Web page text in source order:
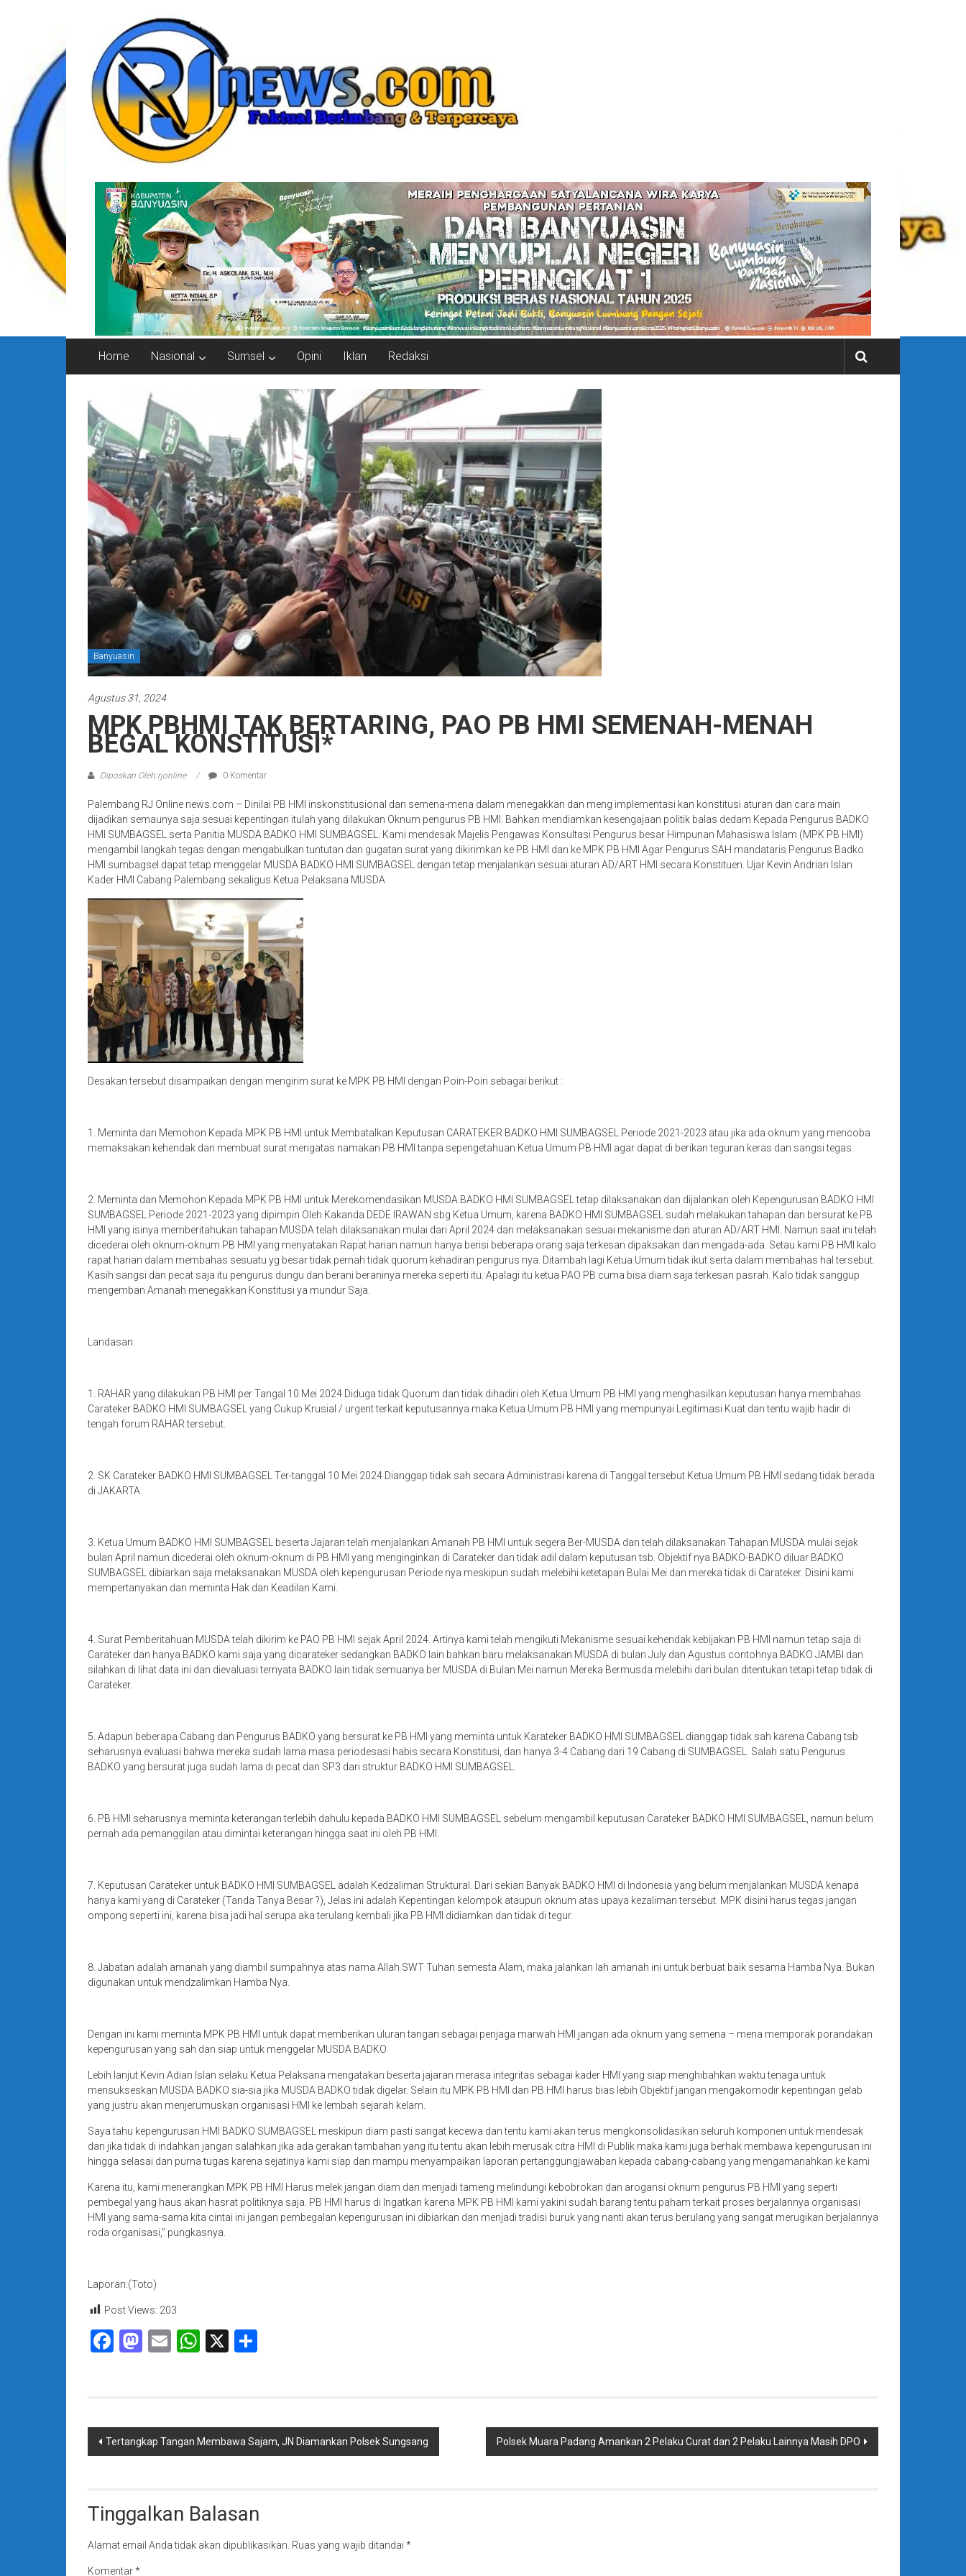
rjonlinenews.com
Faktual
Berimbang
dan
Terpercaya
Home Nasional Sumsel Opini Iklan Redaksi
Banyuasin
Agustus 31, 2024
MPK PBHMI TAK BERTARING, PAO PB HMI SEMENAH-MENAH
BEGAL KONSTITUSI*
Diposkan Oleh:rjonline 0 Komentar
Palembang RJ Online news.com – Dinilai PB HMI inskonstitusional dan semena-mena dalam menegakkan dan meng implementasi kan konstitusi aturan dan cara main
dijadikan semaunya saja sesuai kepentingan itulah yang dilakukan Oknum pengurus PB HMI. Bahkan mendiamkan kesengajaan politik balas dedam Kepada Pengurus BADKO
HMI SUMBAGSEL serta Panitia MUSDA BADKO HMI SUMBAGSEL. Kami mendesak Majelis Pengawas Konsultasi Pengurus besar Himpunan Mahasiswa Islam (MPK PB HMI)
mengambil langkah tegas dengan mengabulkan tuntutan dan gugatan surat yang dikirimkan ke PB HMI dan ke MPK PB HMI Agar Pengurus SAH mandataris Pengurus Badko
HMI sumbagsel dapat tetap menggelar MUSDA BADKO HMI SUMBAGSEL dengan tetap menjalankan sesuai aturan AD/ART HMI secara Konstituen. Ujar Kevin Andrian Islan
Kader HMI Cabang Palembang sekaligus Ketua Pelaksana MUSDA
Desakan tersebut disampaikan dengan mengirim surat ke MPK PB HMI dengan Poin-Poin sebagai berikut :
1. Meminta dan Memohon Kepada MPK PB HMI untuk Membatalkan Keputusan CARATEKER BADKO HMI SUMBAGSEL Periode 2021-2023 atau jika ada oknum yang mencoba
memaksakan kehendak dan membuat surat mengatas namakan PB HMI tanpa sepengetahuan Ketua Umum PB HMI agar dapat di berikan teguran keras dan sangsi tegas.
2. Meminta dan Memohon Kepada MPK PB HMI untuk Merekomendasikan MUSDA BADKO HMI SUMBAGSEL tetap dilaksanakan dan dijalankan oleh Kepengurusan BADKO HMI
SUMBAGSEL Periode 2021-2023 yang dipimpin Oleh Kakanda DEDE IRAWAN sbg Ketua Umum, karena BADKO HMI SUMBAGSEL sudah melakukan tahapan dan bersurat ke PB
HMI yang isinya memberitahukan tahapan MUSDA telah dilaksanakan mulai dari April 2024 dan melaksanakan sesuai mekanisme dan aturan AD/ART HMI. Namun saat ini telah
dicederai oleh oknum-oknum PB HMI yang menyatakan Rapat harian namun hanya berisi beberapa orang saja terkesan dipaksakan dan mengada-ada. Setau kami PB HMI kalo
rapat harian dalam membahas sesuatu yg besar tidak pernah tidak quorum kehadiran pengurus nya. Ditambah lagi Ketua Umum tidak ikut serta dalam membahas hal tersebut.
Kasih sangsi dan pecat saja itu pengurus dungu dan berani beraninya mereka seperti itu. Apalagi itu ketua PAO PB cuma bisa diam saja terkesan pasrah. Kalo tidak sanggup
mengemban Amanah menegakkan Konstitusi ya mundur Saja.
Landasan:
1. RAHAR yang dilakukan PB HMI per Tangal 10 Mei 2024 Diduga tidak Quorum dan tidak dihadiri oleh Ketua Umum PB HMI yang menghasilkan keputusan hanya membahas
Carateker BADKO HMI SUMBAGSEL yang Cukup Krusial / urgent terkait keputusannya maka Ketua Umum PB HMI yang mempunyai Legitimasi Kuat dan tentu wajib hadir di
tengah forum RAHAR tersebut.
2. SK Carateker BADKO HMI SUMBAGSEL Ter-tanggal 10 Mei 2024 Dianggap tidak sah secara Administrasi karena di Tanggal tersebut Ketua Umum PB HMI sedang tidak berada
di JAKARTA.
3. Ketua Umum BADKO HMI SUMBAGSEL beserta Jajaran telah menjalankan Amanah PB HMI untuk segera Ber-MUSDA dan telah dilaksanakan Tahapan MUSDA mulai sejak
bulan April namun dicederai oleh oknum-oknum di PB HMI yang menginginkan di Carateker dan tidak adil dalam keputusan tsb. Objektif nya BADKO-BADKO diluar BADKO
SUMBAGSEL dibiarkan saja melaksanakan MUSDA oleh kepengurusan Periode nya meskipun sudah melebihi ketetapan Bulai Mei dan mereka tidak di Carateker. Disini kami
mempertanyakan dan meminta Hak dan Keadilan Kami.
4. Surat Pemberitahuan MUSDA telah dikirim ke PAO PB HMI sejak April 2024. Artinya kami telah mengikuti Mekanisme sesuai kehendak kebijakan PB HMI namun tetap saja di
Carateker dan hanya BADKO kami saja yang dicarateker sedangkan BADKO lain bahkan baru melaksanakan MUSDA di bulan July dan Agustus contohnya BADKO JAMBI dan
silahkan di lihat data ini dan dievaluasi ternyata BADKO lain tidak semuanya ber MUSDA di Bulan Mei namun Mereka Bermusda melebihi dari bulan ditentukan tetapi tetap tidak di
Carateker.
5. Adapun beberapa Cabang dan Pengurus BADKO yang bersurat ke PB HMI yang meminta untuk Karateker BADKO HMI SUMBAGSEL dianggap tidak sah karena Cabang tsb
seharusnya evaluasi bahwa mereka sudah lama masa periodesasi habis secara Konstitusi, dan hanya 3-4 Cabang dari 19 Cabang di SUMBAGSEL. Salah satu Pengurus
BADKO yang bersurat juga sudah lama di pecat dan SP3 dari struktur BADKO HMI SUMBAGSEL.
6. PB HMI seharusnya meminta keterangan terlebih dahulu kepada BADKO HMI SUMBAGSEL sebelum mengambil keputusan Carateker BADKO HMI SUMBAGSEL, namun belum
pernah ada pemanggilan atau dimintai keterangan hingga saat ini oleh PB HMI.
7. Keputusan Carateker untuk BADKO HMI SUMBAGSEL adalah Kedzaliman Struktural. Dari sekian Banyak BADKO HMI di Indonesia yang belum menjalankan MUSDA kenapa
hanya kami yang di Carateker (Tanda Tanya Besar ?), Jelas ini adalah Kepentingan kelompok ataupun oknum atas upaya kezaliman tersebut. MPK disini harus tegas jangan
ompong seperti ini, karena bisa jadi hal serupa aka terulang kembali jika PB HMI didiamkan dan tidak di tegur.
8. Jabatan adalah amanah yang diambil sumpahnya atas nama Allah SWT Tuhan semesta Alam, maka jalankan lah amanah ini untuk berbuat baik sesama Hamba Nya. Bukan
digunakan untuk mendzalimkan Hamba Nya.
Dengan ini kami meminta MPK PB HMI untuk dapat memberikan uluran tangan sebagai penjaga marwah HMI jangan ada oknum yang semena – mena memporak porandakan
kepengurusan yang sah dan siap untuk menggelar MUSDA BADKO
Lebih lanjut Kevin Adian Islan selaku Ketua Pelaksana mengatakan beserta jajaran merasa integritas sebagai kader HMI yang siap menghibahkan waktu tenaga untuk
mensukseskan MUSDA BADKO sia-sia jika MUSDA BADKO tidak digelar. Selain itu MPK PB HMI dan PB HMI harus bias lebih Objektif jangan mengakomodir kepentingan gelab
yang justru akan menjerumuskan organisasi HMI ke lembah sejarah kelam.
Saya tahu kepengurusan HMI BADKO SUMBAGSEL meskipun diam pasti sangat kecewa dan tentu kami akan terus mengkonsolidasikan seluruh komponen untuk mendesak
dan jika tidak di indahkan jangan salahkan jika ada gerakan tambahan yang itu tentu akan lebih merusak citra HMI di Publik maka kami juga berhak membawa kepengurusan ini
hingga selasai dan purna tugas karena sejatinya kami siap dan mampu menyampaikan laporan pertanggungjawaban kepada cabang-cabang yang mengamanahkan ke kami
Karena itu, kami menerangkan MPK PB HMI Harus melek jangan diam dan menjadi tameng melindungi kebobrokan dan arogansi oknum pengurus PB HMI yang seperti
pembegal yang haus akan hasrat politiknya saja. PB HMI harus di Ingatkan karena MPK PB HMI kami yakini sudah barang tentu paham terkait proses berjalannya organisasi
HMI yang sama-sama kita cintai ini jangan pembegalan kepengurusan ini dibiarkan dan menjadi tradisi buruk yang nanti akan terus berulang yang sangat merugikan berjalannya
roda organisasi,” pungkasnya.
Laporan:(Toto)
Post Views: 203
Facebook
Mastodon
EmailWhatsApp
X
Navigasi
Tertangkap Tangan Membawa Sajam, JN Diamankan Polsek Sungsang Polsek Muara Padang Amankan 2 Pelaku Curat dan 2 Pelaku Lainnya Masih DPO
Tinggalkan Balasan
Alamat email Anda tidak akan dipublikasikan. Ruas yang wajib ditandai *
Komentar*